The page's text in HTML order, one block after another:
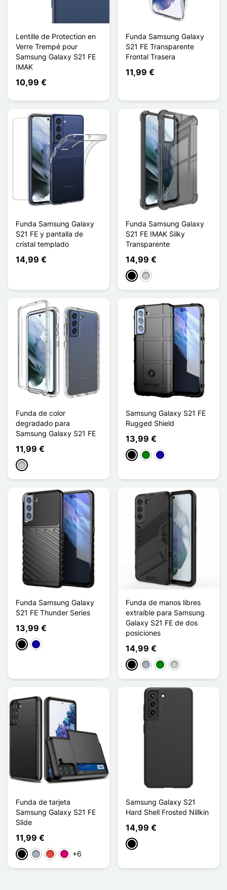
Lentille de Protection en
Verre Trempé pour
Samsung Galaxy S21 FE
IMAK
10,99 €
Funda Samsung Galaxy
S21 FE Transparente
Frontal Trasera
11,99 €
Funda Samsung Galaxy
S21 FE y pantalla de
cristal templado
14,99 €
Funda Samsung Galaxy
S21 FE IMAK Silky
Transparente
14,99 €
NegroTransparente
Funda de color
degradado para
Samsung Galaxy S21 FE
11,99 €
Transparente
Samsung Galaxy S21 FE
Rugged Shield
13,99 €
NegroVerdeAzul oscuro
Funda Samsung Galaxy
S21 FE Thunder Series
13,99 €
NegroAzul oscuro
Funda de manos libres
extraíble para Samsung
Galaxy S21 FE de dos
posiciones
14,99 €
NegroGris VerdePlata
Funda de tarjeta
Samsung Galaxy S21 FE
Slide
11,99 €
NegroGris RojoMagenta
+6
Samsung Galaxy S21
Hard Shell Frosted Nillkin
14,99 €
Negro